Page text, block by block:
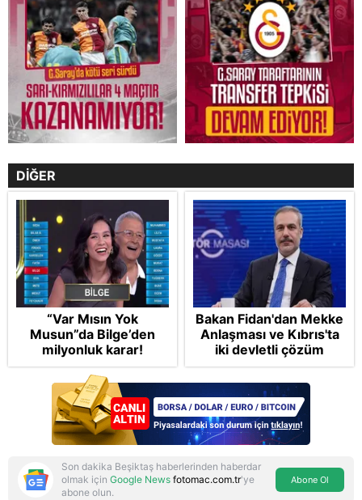
DİĞER
“Var Mısın Yok
Musun”da Bilge’den
milyonluk karar!
Bakan Fidan'dan Mekke
Anlaşması ve Kıbrıs'ta
iki devletli çözüm
mesajı: Bize
saldırmayan hiçbir ülke
hedefimizde değil
Son dakika Beşiktaş haberlerinden haberdar
olmak için Google News fotomac.com.tr'ye
abone olun.
Abone Ol